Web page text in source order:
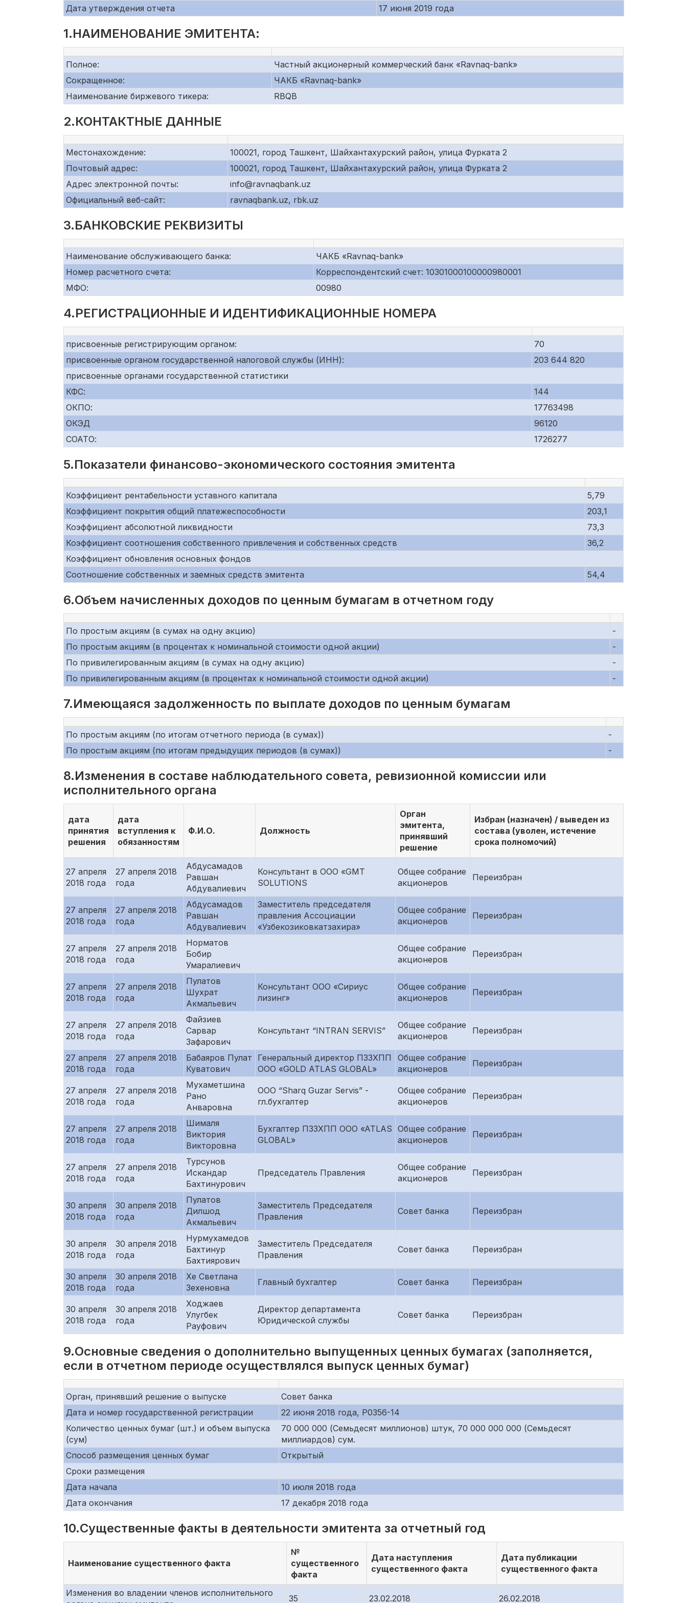
Дата утверждения отчета
17 июня 2019 года
1.НАИМЕНОВАНИЕ ЭМИТЕНТА:
Полное:
Частный акционерный коммерческий банк «Ravnaq-bank»
Сокращенное:
ЧАКБ «Ravnaq-bank»
Наименование биржевого тикера:
RBQB
2.КОНТАКТНЫЕ ДАННЫЕ
Местонахождение:
100021, город Ташкент, Шайхантахурский район, улица Фурката 2
Почтовый адрес:
100021, город Ташкент, Шайхантахурский район, улица Фурката 2
Адрес электронной почты:
info@ravnaqbank.uz
Официальный веб-сайт:
ravnaqbank.uz, rbk.uz
3.БАНКОВСКИЕ РЕКВИЗИТЫ
Наименование обслуживающего банка:
ЧАКБ «Ravnaq-bank»
Номер расчетного счета:
Корреспондентский счет: 10301000100000980001
МФО:
00980
4.РЕГИСТРАЦИОННЫЕ И ИДЕНТИФИКАЦИОННЫЕ НОМЕРА
присвоенные регистрирующим органом:
70
присвоенные органом государственной налоговой службы (ИНН):
203 644 820
присвоенные органами государственной статистики
КФС:
144
ОКПО:
17763498
ОКЭД
96120
СОАТО:
1726277
5.Показатели финансово-экономического состояния эмитента
Коэффициент рентабельности уставного капитала
5,79
Коэффициент покрытия общий платежеспособности
203,1
Коэффициент абсолютной ликвидности
73,3
Коэффициент соотношения собственного привлечения и собственных средств
36,2
Коэффициент обновления основных фондов
Соотношение собственных и заемных средств эмитента
54,4
6.Объем начисленных доходов по ценным бумагам в отчетном году
По простым акциям (в сумах на одну акцию)
-
По простым акциям (в процентах к номинальной стоимости одной акции)
-
По привилегированным акциям (в сумах на одну акцию)
-
По привилегированным акциям (в процентах к номинальной стоимости одной акции)
-
7.Имеющаяся задолженность по выплате доходов по ценным бумагам
По простым акциям (по итогам отчетного периода (в сумах))
-
По простым акциям (по итогам предыдущих периодов (в сумах))
-
8.Изменения в составе наблюдательного совета, ревизионной комиссии или
исполнительного органа
дата
принятия
решения
дата
вступления к
обязанностям
Ф.И.О. Должность
Орган
эмитента,
принявший
решение
Избран (назначен) / выведен из
состава (уволен, истечение
срока полномочий)
27 апреля
2018 года
27 апреля 2018
года
Абдусамадов
Равшан
Абдувалиевич
Консультант в ООО «GMT
SOLUTIONS
Общее собрание
акционеров
Переизбран
27 апреля
2018 года
27 апреля 2018
года
Абдусамадов
Равшан
Абдувалиевич
Заместитель председателя
правления Ассоциации
«Узбекозиковкатзахира»
Общее собрание
акционеров
Переизбран
27 апреля
2018 года
27 апреля 2018
года
Норматов
Бобир
Умаралиевич
Общее собрание
акционеров
Переизбран
27 апреля
2018 года
27 апреля 2018
года
Пулатов
Шухрат
Акмальевич
Консультант ООО «Сириус
лизинг»
Общее собрание
акционеров
Переизбран
27 апреля
2018 года
27 апреля 2018
года
Файзиев
Сарвар
Зафарович
Консультант “INTRAN SERVIS”
Общее собрание
акционеров
Переизбран
27 апреля
2018 года
27 апреля 2018
года
Бабаяров Пулат
Куватович
Генеральный директор ПЗЗХПП
OOO «GOLD ATLAS GLOBAL»
Общее собрание
акционеров
Переизбран
27 апреля
2018 года
27 апреля 2018
года
Мухаметшина
Рано
Анваровна
ООО “Sharq Guzar Servis” -
гл.бухгалтер
Общее собрание
акционеров
Переизбран
27 апреля
2018 года
27 апреля 2018
года
Шималя
Виктория
Викторовна
Бухгалтер ПЗЗХПП OOO «ATLAS
GLOBAL»
Общее собрание
акционеров
Переизбран
27 апреля
2018 года
27 апреля 2018
года
Турсунов
Искандар
Бахтинурович
Председатель Правления
Общее собрание
акционеров
Переизбран
30 апреля
2018 года
30 апреля 2018
года
Пулатов
Дилшод
Акмальевич
Заместитель Председателя
Правления
Совет банка Переизбран
30 апреля
2018 года
30 апреля 2018
года
Нурмухамедов
Бахтинур
Бахтиярович
Заместитель Председателя
Правления
Совет банка Переизбран
30 апреля
2018 года
30 апреля 2018
года
Хе Светлана
Зехеновна
Главный бухгалтер Совет банка Переизбран
30 апреля
2018 года
30 апреля 2018
года
Ходжаев
Улугбек
Рауфович
Директор департамента
Юридической службы
Совет банка Переизбран
9.Основные сведения о дополнительно выпущенных ценных бумагах (заполняется,
если в отчетном периоде осуществлялся выпуск ценных бумаг)
Орган, принявший решение о выпуске
Совет банка
Дата и номер государственной регистрации
22 июня 2018 года, Р0356-14
Количество ценных бумаг (шт.) и объем выпуска
(сум)
70 000 000 (Семьдесят миллионов) штук, 70 000 000 000 (Семьдесят
миллиардов) сум.
Способ размещения ценных бумаг
Открытый
Сроки размещения
Дата начала
10 июля 2018 года
Дата окончания
17 декабря 2018 года
10.Существенные факты в деятельности эмитента за отчетный год
Наименование существенного факта
№
существенного
факта
Дата наступления
существенного факта
Дата публикации
существенного факта
Изменения во владении членов исполнительного
35 23.02.2018 26.02.2018